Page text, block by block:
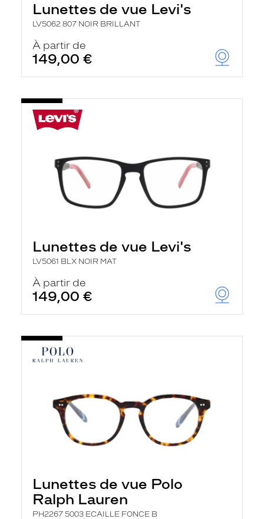
Lunettes de vue Levi's
LV5062 807 NOIR BRILLANT
À partir de
149,00 €
Lunettes de vue Levi's
LV5061 BLX NOIR MAT
À partir de
149,00 €
Lunettes de vue Polo
Ralph Lauren
PH2267 5003 ECAILLE FONCE B